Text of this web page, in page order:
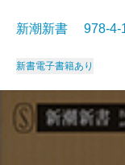
新潮新書 978-
新書電子書籍あり